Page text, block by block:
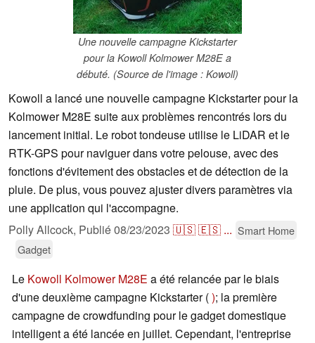
Une nouvelle campagne Kickstarter
pour la Kowoll Kolmower M28E a
débuté. (Source de l'image : Kowoll)
Kowoll a lancé une nouvelle campagne Kickstarter pour la
Kolmower M28E suite aux problèmes rencontrés lors du
lancement initial. Le robot tondeuse utilise le LiDAR et le
RTK-GPS pour naviguer dans votre pelouse, avec des
fonctions d'évitement des obstacles et de détection de la
pluie. De plus, vous pouvez ajuster divers paramètres via
une application qui l'accompagne.
Polly Allcock, Publié08/23/2023 🇺🇸🇪🇸 ... Smart Home
Gadget
Le Kowoll Kolmower M28E a été relancée par le biais
d'une deuxième campagne Kickstarter (); la première
campagne de crowdfunding pour le gadget domestique
intelligent a été lancée en juillet. Cependant, l'entreprise